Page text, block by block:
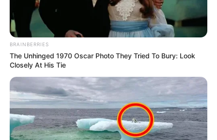
BRAINBERRIES
The Unhinged 1970 Oscar Photo They Tried To Bury: Look
Closely At His Tie